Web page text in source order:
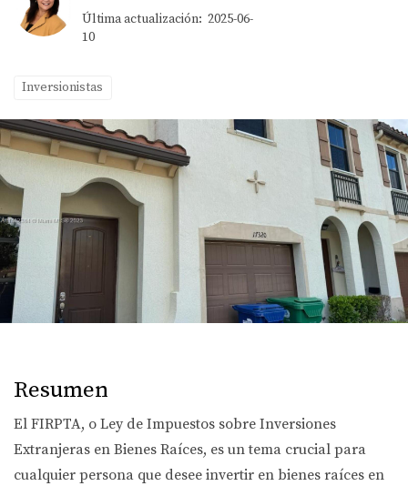
Última actualización: 2025-06-
10
Inversionistas
Resumen
El FIRPTA, o Ley de Impuestos sobre Inversiones
Extranjeras en Bienes Raíces, es un tema crucial para
cualquier persona que desee invertir en bienes raíces en